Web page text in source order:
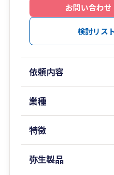
【サポート内容】
○ 損益情報のタイムリ
適時適切な記帳によって
経費の分析を行い、利益
ポートいたします。
○ 資金繰りに関するア
○ 資産活用・資産承継に
相続税の試算を行い、個
に行えるよう、方法面・
お問い合わせ
検討リス
依頼内容
業種
特徴
弥生製品